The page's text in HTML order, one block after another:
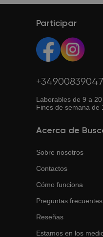
BuscaTuProfesor te
Participar
+34900839047
Laborables de 9 a 20
Fines de semana de
Acerca de
Sobre nosotros
Contactos
Cómo funciona
Preguntas frecuentes
Reseñas
Estamos en los